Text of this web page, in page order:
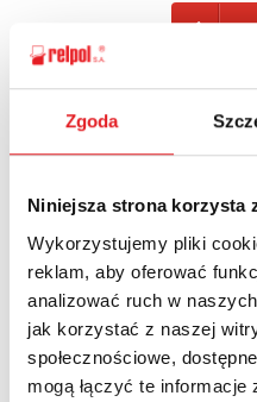
Zgoda
Niniejsza strona korzysta
Wykorzystujemy pliki
reklam, aby oferować
analizować ruch w
jak korzystać z naszej
społecznościowe,
mogą łączyć te
Adres e-mail: *